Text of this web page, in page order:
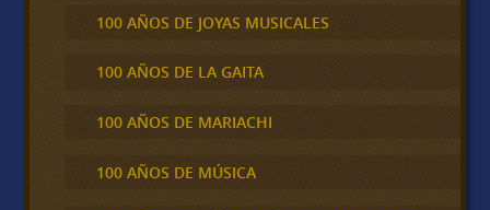
100 AÑOS DE JOYAS MUSICALES
100 AÑOS DE LA GAITA
100 AÑOS DE MARIACHI
100 AÑOS DE MÚSICA